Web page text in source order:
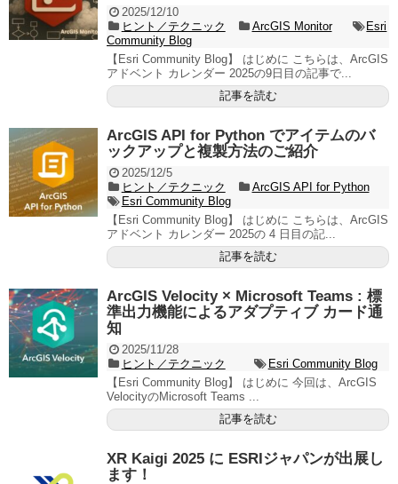
2025/12/10
ヒント／テクニック
ArcGIS Monitor
Esri
Community Blog
【Esri Community Blog】 はじめに こちらは、ArcGIS
アドベント カレンダー 2025の9日目の記事で...
記事を読む
ArcGIS API for Python でアイテムのバ
ックアップと複製方法のご紹介
2025/12/5
ヒント／テクニック
ArcGIS API for Python
Esri Community Blog
【Esri Community Blog】 はじめに こちらは、ArcGIS
アドベント カレンダー 2025の 4 日目の記...
記事を読む
ArcGIS Velocity × Microsoft Teams : 標
準出力機能によるアダプティブ カード通
知
2025/11/28
ヒント／テクニック
Esri Community Blog
【Esri Community Blog】 はじめに 今回は、ArcGIS
VelocityのMicrosoft Teams ...
記事を読む
XR Kaigi 2025 に ESRIジャパンが出展し
ます！